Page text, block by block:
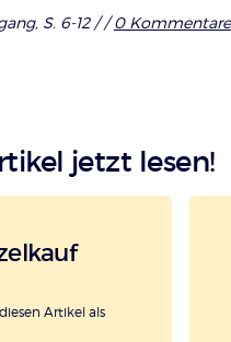
S. 6-12 //0 Kommentare
jetzt lesen!
Artikel als